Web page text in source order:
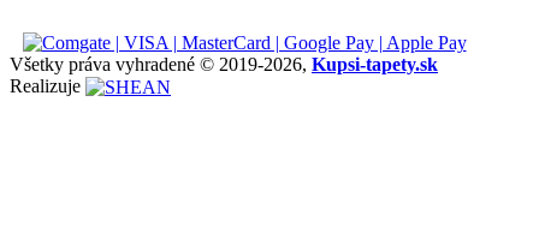
Všetky práva vyhradené © 2019-2026, Kupsi-tapety.sk
Realizuje